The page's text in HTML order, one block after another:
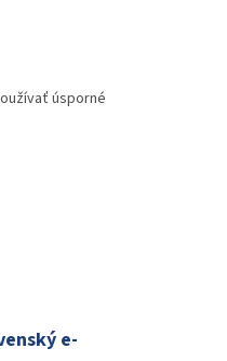
úsporné
e-